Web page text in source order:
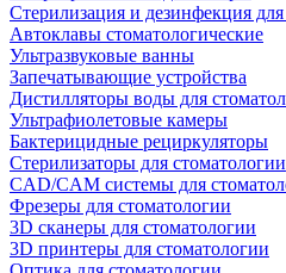
Стерилизация и дезинфекция
Автоклавы стоматологические
Ультразвуковые ванны
Запечатывающие устройства
Дистилляторы воды для
Ультрафиолетовые камеры
Бактерицидные рециркуляторы
Стерилизаторы для стоматологии
CAD/CAM системы для
Фрезеры для стоматологии
3D cканеры для стоматологии
3D принтеры для стоматологии